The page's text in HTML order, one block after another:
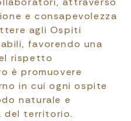
e consapevolezza
agli Ospiti
favorendo una
rispetto
è promuovere
in cui ogni ospite
naturale e
del territorio.